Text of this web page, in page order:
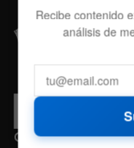
Recibe contenido
análisis de